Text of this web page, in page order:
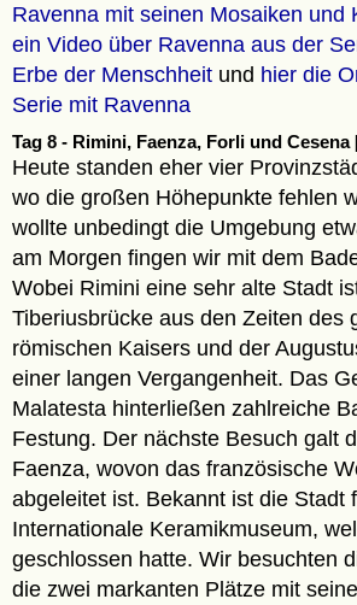
Ravenna mit seinen Mosaiken und
ein Video über Ravenna aus der
Erbe der Menschheit und hier die
Serie mit Ravenna
Tag 8 - Rimini, Faenza, Forli und Cesena
Heute standen eher vier
wo die großen Höhepunkte fehlen
wollte unbedingt die Umgebung
am Morgen fingen wir mit dem
Wobei Rimini eine sehr alte Stadt
Tiberiusbrücke aus den Zeiten des
römischen Kaisers und der
einer langen Vergangenheit. Das
Malatesta hinterließen zahlreiche
Festung. Der nächste Besuch galt
Faenza, wovon das französische
abgeleitet ist. Bekannt ist die Stadt
Internationale Keramikmuseum,
geschlossen hatte. Wir besuchten
die zwei markanten Plätze mit